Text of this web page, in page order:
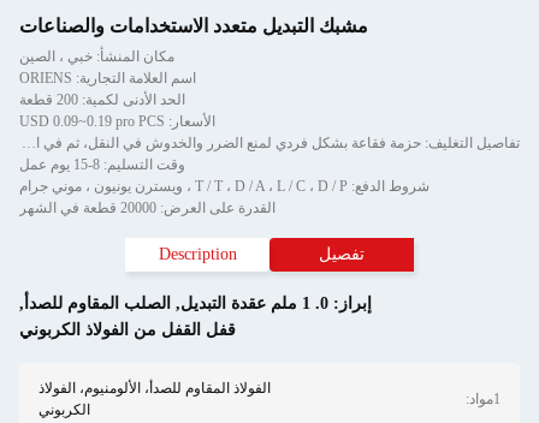
مشبك التبديل متعدد الاستخدامات والصناعات
مكان المنشأ: خبي ، الصين
اسم العلامة التجارية: ORIENS
الحد الأدنى لكمية: 200 قطعة
الأسعار: USD 0.09~0.19 pro PCS
تفاصيل التغليف: حزمة فقاعة بشكل فردي لمنع الضرر والخدوش في النقل، ثم في الكرتون
وقت التسليم: 8-15 يوم عمل
شروط الدفع: T / T ، D / A ، L / C ، D / P ، ويسترن يونيون ، موني جرام
القدرة على العرض: 20000 قطعة في الشهر
تفصيل Description
إبراز: 0. 1 ملم عقدة التبديل , الصلب المقاوم للصدأ ,
قفل القفل من الفولاذ الكربوني
1مواد:
الفولاذ المقاوم للصدأ، الألومنيوم، الفولاذ
الكربوني